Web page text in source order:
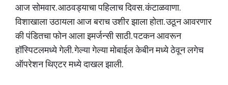
आज सोमवार. आठवड्याचा पहिलाच दिवस. कंटाळवाणा.
विशाखाला उठायला आज बराच उशीर झाला होता. उठून आवरणार
की पंडितचा फोन आला इमर्जन्सी‌ साठी. पटकन आवरून
हॉस्पिटलमध्ये गेली. गेल्या गेल्या मोबाईल केबीन मध्ये ठेवून लगेच
ऑपरेशन थिएटर मध्ये दाखल झाली.